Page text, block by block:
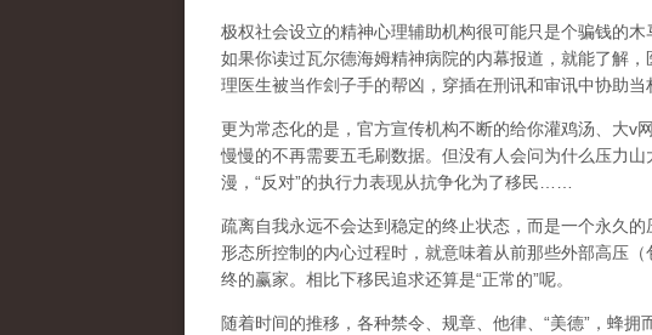
极权社会设立的精神心理辅助机构很可能只是个骗钱的
如果你读过瓦尔德海姆精神病院的内幕报道，就能了解
理医生被当作刽子手的帮凶，穿插在刑讯和审讯中协助当
更为常态化的是，官方宣传机构不断的给你灌鸡汤、大v
慢慢的不再需要五毛刷数据。但没有人会问为什么压力
漫， “反对”的执行力表现从抗争化为了移民
疏离自我永远不会达到稳定的终止状态，而是一个永久的
形态所控制的内心过程时，就意味着从前那些外部高压
终的赢家。相比下移民追求还算是“正常的”呢。
随着时间的推移，各种禁令、规章、他律、 “美德” ，蜂拥